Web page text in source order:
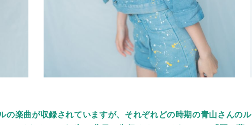
楽曲が収録されていますが、それぞれどの時期の青山さんのル